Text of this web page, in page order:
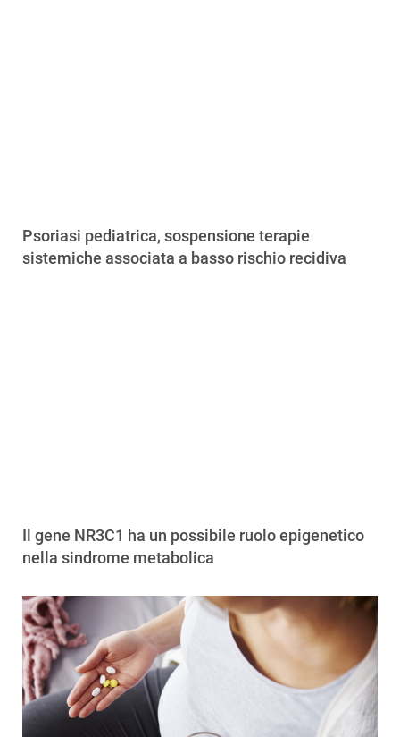
Psoriasi pediatrica, sospensione terapie
sistemiche associata a basso rischio recidiva
Il gene NR3C1 ha un possibile ruolo epigenetico
nella sindrome metabolica